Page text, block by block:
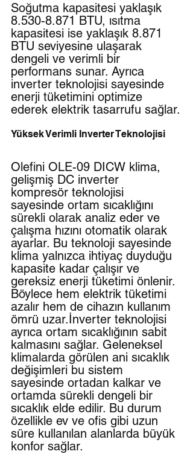
Soğutma kapasitesi yaklaşık
8.530-8.871 BTU, ısıtma
kapasitesi ise yaklaşık 8.871
BTU seviyesine ulaşarak
dengeli ve verimli bir
performans sunar. Ayrıca
inverter teknolojisi sayesinde
enerji tüketimini optimize
ederek elektrik tasarrufu sağlar.
Yüksek Verimli Inverter Teknolojisi
Olefini OLE-09 DICW klima,
gelişmiş DC inverter
kompresör teknolojisi
sayesinde ortam sıcaklığını
sürekli olarak analiz eder ve
çalışma hızını otomatik olarak
ayarlar. Bu teknoloji sayesinde
klima yalnızca ihtiyaç duyduğu
kapasite kadar çalışır ve
gereksiz enerji tüketimi önlenir.
Böylece hem elektrik tüketimi
azalır hem de cihazın kullanım
ömrü uzar.İnverter teknolojisi
ayrıca ortam sıcaklığının sabit
kalmasını sağlar. Geleneksel
klimalarda görülen ani sıcaklık
değişimleri bu sistem
sayesinde ortadan kalkar ve
ortamda sürekli dengeli bir
sıcaklık elde edilir. Bu durum
özellikle ev ve ofis gibi uzun
süre kullanılan alanlarda büyük
konfor sağlar.